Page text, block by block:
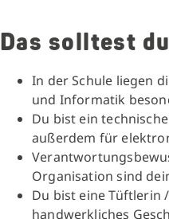
Das solltest
In der Schule liegen
und Informatik
Du bist ein
außerdem für
Organisation sind
Du bist eine Tüftlerin
handwerkliches